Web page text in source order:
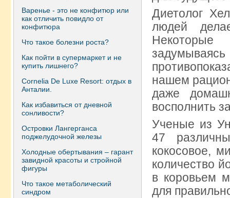
Варенье - это не конфитюр или
как отличить повидло от
конфитюра
Что такое болезни роста?
Как пойти в супермаркет и не
купить лишнего?
Сornelia De Luxe Resort: отдых в
Анталии.
Как избавиться от дневной
сонливости?
Островки Лангерганса
поджелудочной железы
Холодные обертывания – гарант
завидной красоты и стройной
фигуры
Что такое метаболический
синдром
Диетолог
людей
Некоторые
нашем
даже
восполнить
Ученые из
47
кокосовое,
количество
в коровьем
для